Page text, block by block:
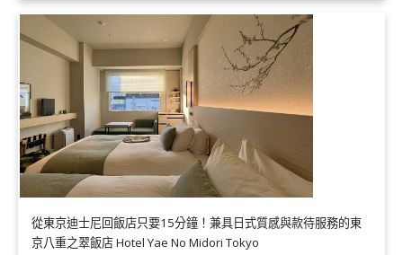
從東京迪士尼回飯店只要15分鐘！兼具日式質感與款待服務的東
京八重之翠飯店 Hotel Yae No Midori Tokyo